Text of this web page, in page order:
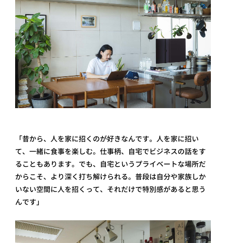
「昔から、人を家に招くのが好きなんです。人を家に招い
て、一緒に食事を楽しむ。仕事柄、自宅でビジネスの話をす
ることもあります。でも、自宅というプライベートな場所だ
からこそ、より深く打ち解けられる。普段は自分や家族しか
いない空間に人を招くって、それだけで特別感があると思う
んです」